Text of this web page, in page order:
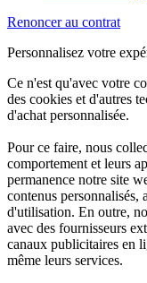
Renoncer au contrat
Personnalisez votre
Ce n'est qu'avec votre
des cookies et d'autres
d'achat personnalisée.
Pour ce faire, nous
comportement et leurs
permanence notre site
contenus personnalisés,
d'utilisation. En outre,
avec des fournisseurs
canaux publicitaires en
même leurs services.